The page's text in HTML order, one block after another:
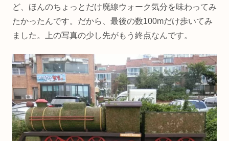
ど、ほんのちょっとだけ廃線ウォーク気分を味わってみ
たかったんです。だから、最後の数100mだけ歩いてみ
ました。上の写真の少し先がもう終点なんです。